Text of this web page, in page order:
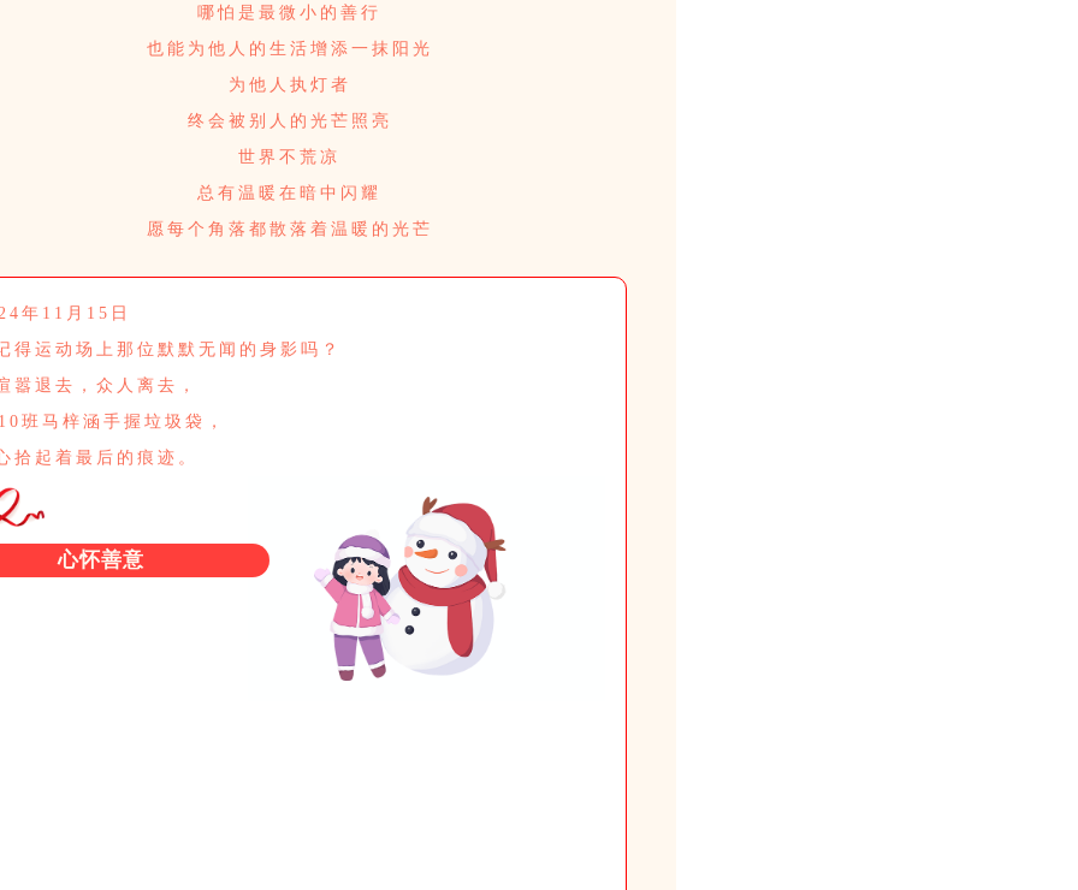
哪怕是最微小的善行
也能为他人的生活增添一抹阳光
为他人执灯者
终会被别人的光芒照亮
世界不荒凉
总有温暖在暗中闪耀
愿每个角落都散落着温暖的光芒
年11月15日
得运动场上那位默默无闻的身影吗？
嚣退去，众人离去，
班马梓涵手握垃圾袋，
拾起着最后的痕迹。
心怀善意